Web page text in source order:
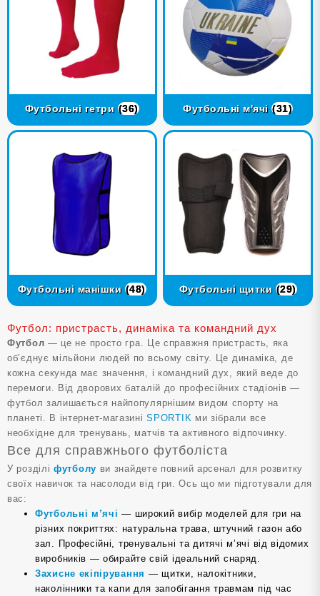
Футбол: пристрасть, динаміка та командний дух
Футбол — це не просто гра. Це справжня пристрасть, яка
об’єднує мільйони людей по всьому світу. Це динаміка, де
кожна секунда має значення, і командний дух, який веде до
перемоги. Від дворових баталій до професійних стадіонів —
футбол залишається найпопулярнішим видом спорту на
планеті. В інтернет-магазиніSPORTIK ми зібрали все
необхідне для тренувань, матчів та активного відпочинку.
Все для справжнього футболіста
У розділі футболу ви знайдете повний арсенал для розвитку
своїх навичок та насолоди від гри. Ось що ми підготували для
вас:
Футбольні м’ячі — широкий вибір моделей для гри на
різних покриттях: натуральна трава, штучний газон або
зал. Професійні, тренувальні та дитячі м’ячі від відомих
виробників — обирайте свій ідеальний снаряд.
Захисне екіпірування — щитки, налокітники,
наколінники та капи для запобігання травмам під час
Футбольні гетри (36) Футбольні м'ячі(31)
Футбольні манішки (48) Футбольні щитки (29)